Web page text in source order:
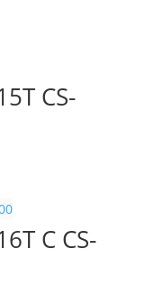
CS-
C CS-